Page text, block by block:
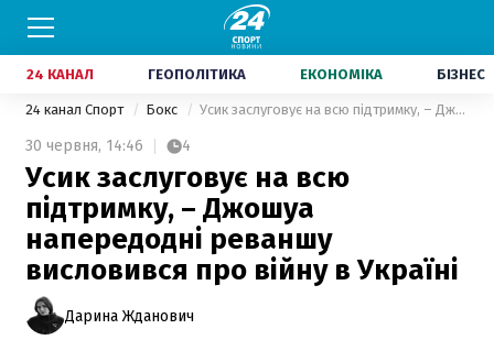
24 КАНАЛ ГЕОПОЛІТИКА ЕКОНОМІКА БІЗНЕС
24 канал Спорт Бокс Усик заслуговує на всю підтримку, – Джошуа напередодні реваншу висловився про війну в Україні
30 червня, 14:46 4
Усик заслуговує на всю
підтримку, – Джошуа
напередодні реваншу
висловився про війну в Україні
Дарина Жданович